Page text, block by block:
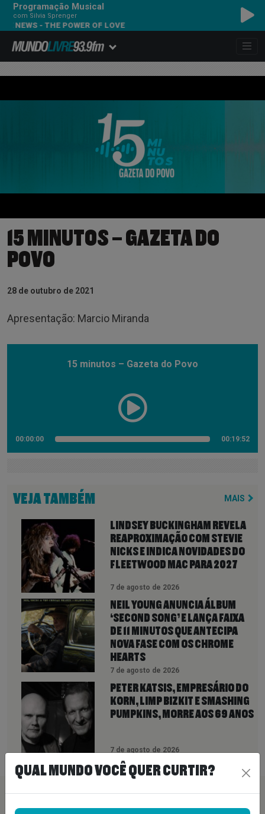
Programação Musical
com Silvia Sprenger
- THE POWER OF LOVE
15 MINUTOS – GAZETA DO
POVO
28 de outubro de 2021
Apresentação: Marcio Miranda
15 minutos – Gazeta do Povo
00:00:00 00:19:52
VEJA TAMBÉM MAIS
LINDSEY BUCKINGHAM REVELA
REAPROXIMAÇÃO COM STEVIE
NICKS E INDICA NOVIDADES DO
FLEETWOOD MAC PARA 2027
7 de agosto de 2026
NEIL YOUNG ANUNCIA ÁLBUM
‘SECOND SONG’ E LANÇA FAIXA
DE 11 MINUTOS QUE ANTECIPA
NOVA FASE COM OS CHROME
HEARTS
7 de agosto de 2026
PETER KATSIS, EMPRESÁRIO DO
KORN, LIMP BIZKIT E SMASHING
PUMPKINS, MORRE AOS 69 ANOS
7 de agosto de 2026
PEÇA SUA MÚSICA
QUAL MUNDO VOCÊ QUER CURTIR?